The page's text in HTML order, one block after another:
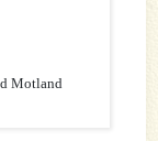
Motland